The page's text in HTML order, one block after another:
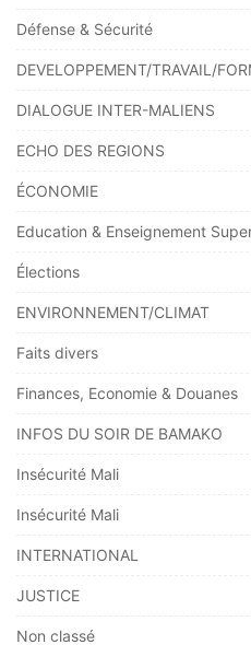
Défense & Sécurité
DEVELOPPEMENT/TRAVAIL/
DIALOGUE INTER-MALIENS
ECHO DES REGIONS
ÉCONOMIE
Education & Enseignement
Élections
ENVIRONNEMENT/CLIMAT
Faits divers
Finances, Economie & Douanes
INFOS DU SOIR DE BAMAKO
Insécurité Mali
Insécurité Mali
INTERNATIONAL
JUSTICE
Non classé